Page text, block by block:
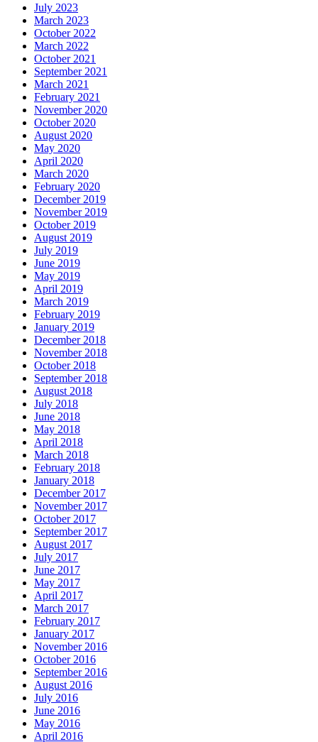
July 2023
March 2023
October 2022
March 2022
October 2021
September 2021
March 2021
February 2021
November 2020
October 2020
August 2020
May 2020
April 2020
March 2020
February 2020
December 2019
November 2019
October 2019
August 2019
July 2019
June 2019
May 2019
April 2019
March 2019
February 2019
January 2019
December 2018
November 2018
October 2018
September 2018
August 2018
July 2018
June 2018
May 2018
April 2018
March 2018
February 2018
January 2018
December 2017
November 2017
October 2017
September 2017
August 2017
July 2017
June 2017
May 2017
April 2017
March 2017
February 2017
January 2017
November 2016
October 2016
September 2016
August 2016
July 2016
June 2016
May 2016
April 2016